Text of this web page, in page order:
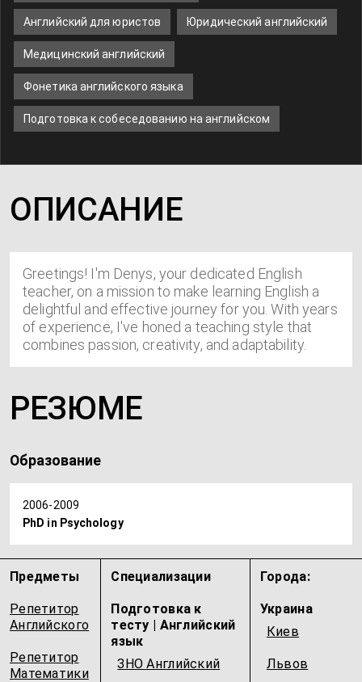
Английский для юристов Юридический английский
Медицинский английский
Фонетика английского языка
Подготовка к собеседованию на английском
ОПИСАНИЕ
Greetings! I'm Denys, your dedicated English
teacher, on a mission to make learning English a
delightful and effective journey for you. With years
of experience, I've honed a teaching style that
combines passion, creativity, and adaptability.
РЕЗЮМЕ
Образование
2006-2009
PhD in Psychology
Предметы
Репетитор
Английского
Репетитор
Математики
Специализации
Подготовка к
тесту | Английский
язык
ЗНО Английский
Города:
Украина
Киев
Львов